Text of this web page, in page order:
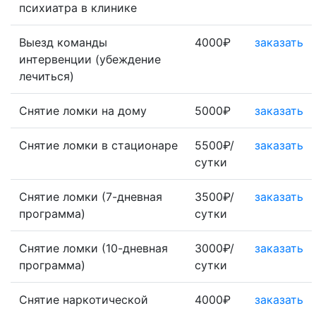
психиатра в клинике
Выезд команды
интервенции (убеждение
лечиться)
4000₽ заказать
Снятие ломки на дому 5000₽ заказать
Снятие ломки в стационаре
5500₽/
сутки
заказать
Снятие ломки (7-дневная
программа)
3500₽/
сутки
заказать
Снятие ломки (10-дневная
программа)
3000₽/
сутки
заказать
Снятие наркотической
4000₽ заказать